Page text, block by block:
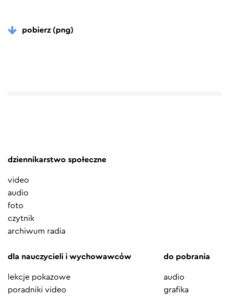
pobierz (png)
dziennikarstwo społeczne
video
audio
foto
czytnik
archiwum radia
dla nauczycieli i wychowawców
lekcje pokazowe
poradniki video
do pobrania
audio
grafika